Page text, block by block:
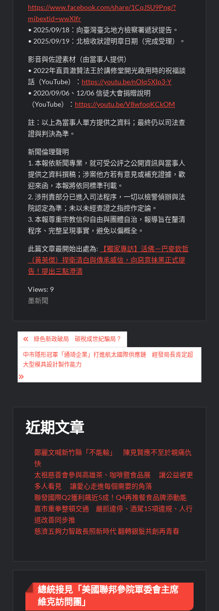
https://www.facebook.com/share/1CqJSU9Png/?
mibextid=wwXIfr
• 2025/09/18：向臺灣臺北地方檢察署遞狀提告。
• 2025/09/19：北檢收狀證明章日期（完成受理）。
影音與佐證素材（由當事人提供）
• 2022年直貢澈贊法王於講修堂開光啟用時的祝福談
話（YouTube）： https://youtu.be/nOIq5XIp3-Y
• 2020/09/06、12/06 信徒大會捐贈說明
（YouTube）： https://youtu.be/V8wfoqKCkOM
註：以上為當事人單方提供之資料；最終仍以司法查
證與判決為準。
新聞倫理聲明
1. 本報依新聞專業，就可受公評之公開資訊與當事人
提供之資料撰稿；涉案他方若有意見或補充證據，歡
迎來函，本報將依同標準刊載。
2. 涉刑責部分已進入司法程序，一切以檢警偵辦與法
院認定為準；未以未經查證之指控作定論。
3. 本報尊重宗教信仰自由與團體自治，報導旨在釐清
程序、完整呈現事實，避免以偏概全。
此篇文章最開始出處為:
【獨家專訪】活佛－巴麥欽哲
（黃英傑）捍衛清白與傳承威信，向惡意抹黑正式提
告！提出三點澄清
Views: 9
墨新聞
文
章
導
覽
綠色新政破局 碳稅成世紀騙局？
中市隱形冠軍「通琦企業」打進航太國際供應鏈 經發局長肯定超
大型模具設計製作能力
近期文章
鄭麗文喊新竹縣「不能輸」 陳見賢應不至於親痛仇
快
太祖慈善會參與高雄茶、咖啡暨食品展 讓公益被更
多人看見 讓愛心走進每個需要的角落
聯發國際Q2獲利飆近5成！Q4再推餐食品牌添動能
嘉市重拳整頓交通 嚴抓違停、酒駕15項違規、人行
道改善同步推
慈濟五夠力智啟長照新時代 翻轉銀髮共創再青春
總統接見「美國聯邦參院軍委會主席
維克訪問團」